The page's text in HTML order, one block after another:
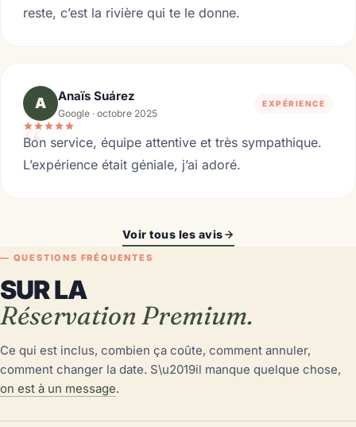
reste, c’est la rivière qui te le donne.
A Anaïs Suárez
Google · octobre 2025
EXPÉRIENCE
“
Bon service, équipe attentive et très sympathique.
L’expérience était géniale, j’ai adoré.
Voir tous les avis
— QUESTIONS FRÉQUENTES
SUR LA
Réservation Premium.
Ce qui est inclus, combien ça coûte, comment annuler,
comment changer la date. S\u2019il manque quelque chose,
on est à un message.